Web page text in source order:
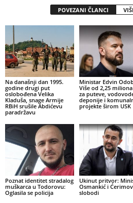
POVEZANI ČLANCI
Na današnji dan 1995.
godine drugi put
oslobođena Velika
Kladuša, snage Armije
RBiH srušile Abdićevu
paradržavu
Ministar Edvin
Više od 2,25
za puteve,
deponije i
projekte širom USK
Poznat identitet stradalog
muškarca u Todorovu:
Oglasila se policija
Ukinut pritvor:
Osmankić i
slobodi